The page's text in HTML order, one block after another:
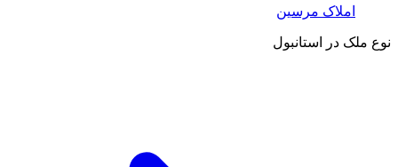
املاک مرسین
نوع ملک در استانبول